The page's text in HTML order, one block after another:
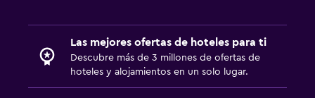
Las mejores ofertas de hoteles para ti
Descubre más de 3 millones de ofertas de
hoteles y alojamientos en un solo lugar.